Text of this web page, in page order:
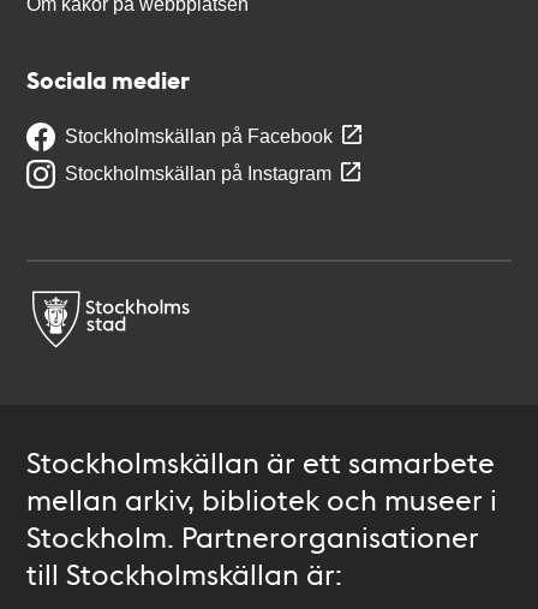
Om kakor på webbplatsen
Sociala medier
Stockholmskällan på Facebook
Stockholmskällan på Instagram
Stockholmskällan är ett samarbete
mellan arkiv, bibliotek och museer i
Stockholm. Partnerorganisationer
till Stockholmskällan är: